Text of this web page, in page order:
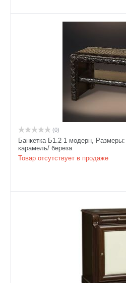
(0)
Банкетка Б1.2-1 модерн,
карамель/ береза
Товар отсутствует в продаже